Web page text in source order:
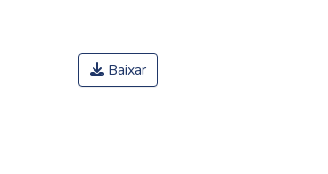
Baixar